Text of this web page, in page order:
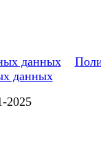
данных
данных
2025